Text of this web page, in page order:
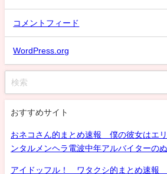
コメントフィード
WordPress.org
おすすめサイト
おネコさん的まとめ速報 僕の彼女はエ
ンタルメンヘラ電波中年アルバイターの
アイドッフル！ ワタクシ的まとめ速報